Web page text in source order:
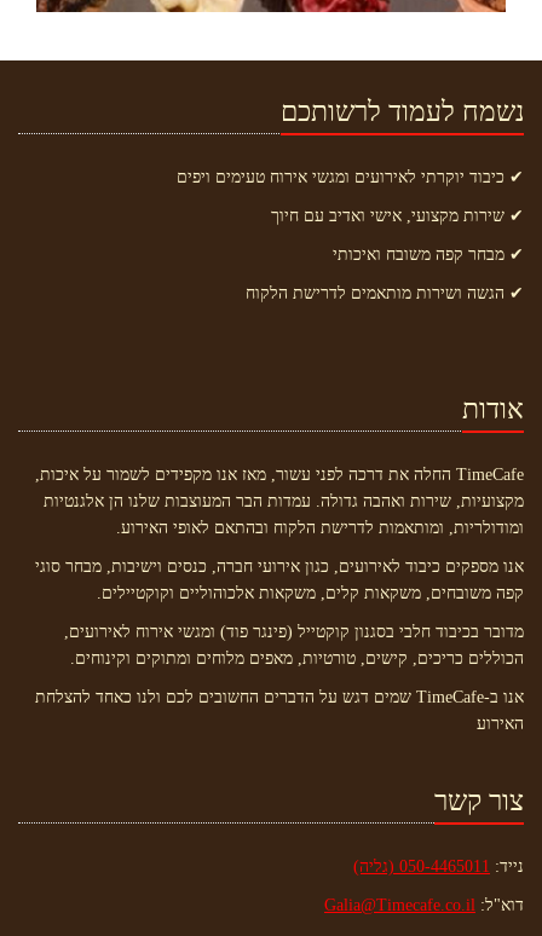
נשמח לעמוד לרשותכם
✔ כיבוד יוקרתי לאירועים ומגשי אירוח טעימים ויפים
✔ שירות מקצועי, אישי ואדיב עם חיוך
✔ מבחר קפה משובח ואיכותי
✔ הגשה ושירות מותאמים לדרישת הלקוח
אודות
TimeCafe החלה את דרכה לפני עשור, מאז אנו מקפידים לשמור על איכות,
מקצועיות, שירות ואהבה גדולה. עמדות הבר המעוצבות שלנו הן אלגנטיות
ומודולריות, ומותאמות לדרישת הלקוח ובהתאם לאופי האירוע.
אנו מספקים כיבוד לאירועים, כגון אירועי חברה, כנסים וישיבות, מבחר סוגי
קפה משובחים, משקאות קלים, משקאות אלכוהוליים וקוקטיילים.
מדובר בכיבוד חלבי בסגנון קוקטייל (פינגר פוד) ומגשי אירוח לאירועים,
הכוללים כריכים, קישים, טורטיות, מאפים מלוחים ומתוקים וקינוחים.
אנו ב-TimeCafe שמים דגש על הדברים החשובים לכם ולנו כאחד להצלחת
האירוע
צור קשר
נייד: 050-4465011 (גליה)
דוא"ל: Galia@Timecafe.co.il